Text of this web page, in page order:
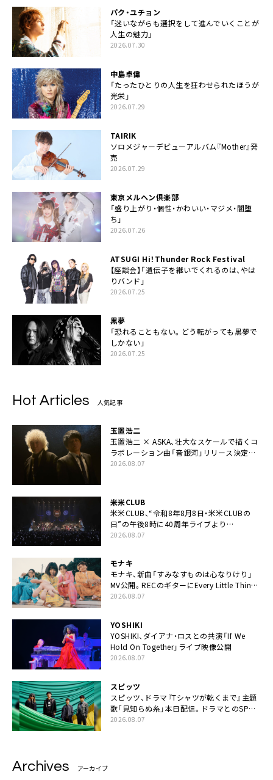
パク・ユチョン
「迷いながらも選択をして進んでいくことが
人生の魅力」
2026.07.30
中島卓偉
「たったひとりの人生を狂わせられたほうが
光栄」
2026.07.29
TAIRIK
ソロメジャーデビューアルバム『Mother』発
売
2026.07.29
東京メルヘン倶楽部
「盛り上がり・個性・かわいい・マジメ・闇堕
ち」
2026.07.26
ATSUGI Hi！Thunder Rock Festival
【座談会】「遺伝子を継いでくれるのは、やは
りバンド」
2026.07.25
黒夢
「恐れることもない。どう転がっても黒夢で
しかない」
2026.07.25
Hot Articles 人気記事
玉置浩二
玉置浩二 × ASKA、壮大なスケールで描くコ
ラボレーション曲「音銀河」リリース決定。
カップリングには新曲「命の宿り」収録も
2026.08.07
米米CLUB
米米CLUB、“令和8年8月8日・米米CLUBの
日”の午後8時に40周年ライブより
「FANtachy medley」を88年限定公開
2026.08.07
モナキ
モナキ、新曲「すみなすものは心なりけり」
MV公開。RECのギターにEvery Little Thing・
伊藤一朗参加も
2026.08.07
YOSHIKI
YOSHIKI、ダイアナ・ロスとの共演「If We
Hold On Together」ライブ映像公開
2026.08.07
スピッツ
スピッツ、ドラマ『Tシャツが乾くまで』主題
歌「見知らぬ糸」本日配信。ドラマとのSPコ
ラボムービー公開も
2026.08.07
Archives アーカイブ